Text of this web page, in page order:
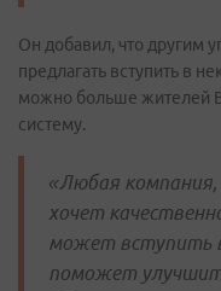
Он добавил, что другим
предлагать вступить в
можно больше жителей
систему.
«Любая
хочет
может вступить
поможет